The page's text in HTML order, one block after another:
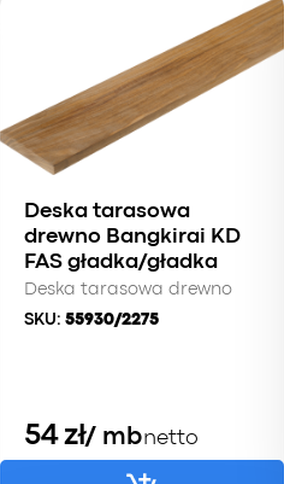
Deska tarasowa
drewno Bangkirai KD
FAS gładka/gładka
Deska tarasowa drewno
SKU: 55930/2275
54zł/ mbnetto